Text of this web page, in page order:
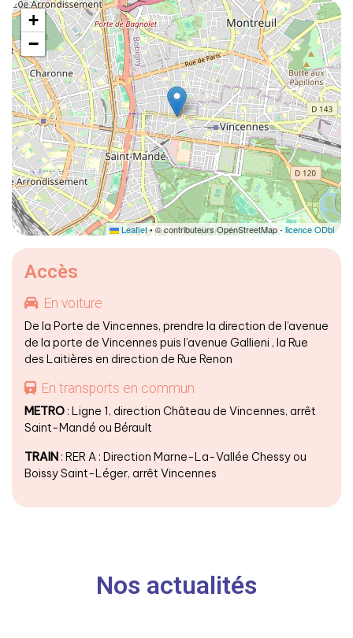
+
−
Leaflet• © contributeurs OpenStreetMap -licence ODbL
Accès
En voiture
De la Porte de Vincennes, prendre la direction de l’avenue
de la porte de Vincennes puis l’avenue Gallieni , la Rue
des Laitières en direction de Rue Renon
En transports en commun
METRO : Ligne 1, direction Château de Vincennes, arrêt
Saint-Mandé ou Bérault
TRAIN : RER A : Direction Marne-La-Vallée Chessy ou
Boissy Saint-Léger, arrêt Vincennes
Nos actualités